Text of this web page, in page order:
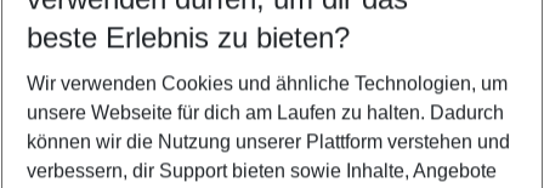
5-8 Nächte
2 Erwachsene Keine Kinder
Mehr Filter anzeigen
beste Erlebnis zu bieten?
Wir verwenden Cookies und ähnliche Technologien, um
unsere Webseite für dich am Laufen zu halten. Dadurch
können wir die Nutzung unserer Plattform verstehen und
verbessern, dir Support bieten sowie Inhalte, Angebote